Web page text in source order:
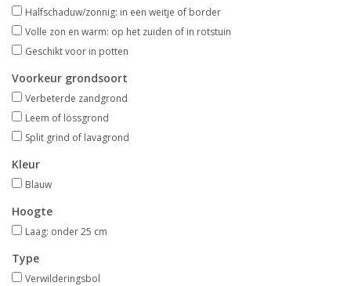
Schaduwplanten
Aanbiedingen
Bodemverbetering
Overige producten
Advies
Onze tuinen!
Sterke Bollen Dagen
Halfschaduw/zonnig: in een weitje of border
Volle zon en warm: op het zuiden of in rotstuin
Geschikt voor in potten
Voorkeur grondsoort
Verbeterde zandgrond
Leem of lössgrond
Split grind of lavagrond
Kleur
Blauw
Hoogte
Laag: onder 25 cm
Type
Verwilderingsbol